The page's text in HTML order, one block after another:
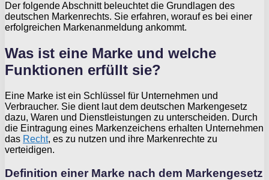
Der folgende Abschnitt beleuchtet die Grundlagen des
deutschen Markenrechts. Sie erfahren, worauf es bei einer
erfolgreichen Markenanmeldung ankommt.
Was ist eine Marke und welche
Funktionen erfüllt sie?
Eine Marke ist ein Schlüssel für Unternehmen und
Verbraucher. Sie dient laut dem deutschen Markengesetz
dazu, Waren und Dienstleistungen zu unterscheiden. Durch
die Eintragung eines Markenzeichens erhalten Unternehmen
das Recht, es zu nutzen und ihre Markenrechte zu
verteidigen.
Definition einer Marke nach dem Markengesetz